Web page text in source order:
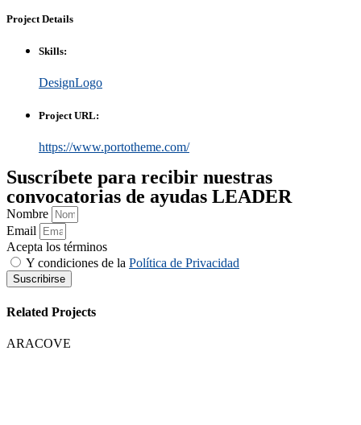
Project Details
Skills:
DesignLogo
Project URL:
https://www.portotheme.com/
Suscríbete para recibir nuestras
convocatorias de ayudas LEADER
Nombre
Email
Acepta los términos
Y condiciones de la Política de Privacidad
Suscribirse
Related Projects
ARACOVE